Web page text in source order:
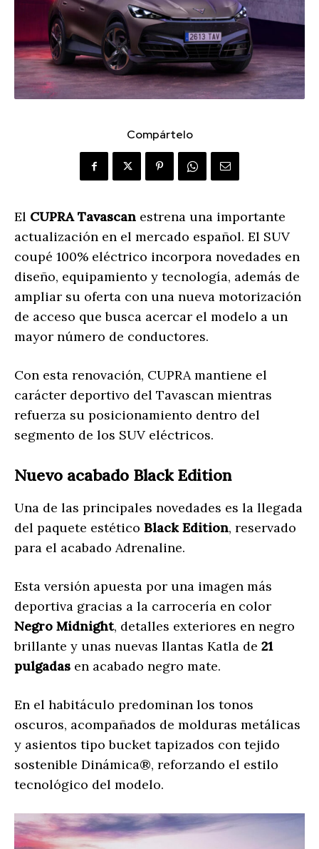
Compártelo
El CUPRA Tavascan estrena una importante
actualización en el mercado español. El SUV
coupé 100% eléctrico incorpora novedades en
diseño, equipamiento y tecnología, además de
ampliar su oferta con una nueva motorización
de acceso que busca acercar el modelo a un
mayor número de conductores.
Con esta renovación, CUPRA mantiene el
carácter deportivo del Tavascan mientras
refuerza su posicionamiento dentro del
segmento de los SUV eléctricos.
Nuevo acabado Black Edition
Una de las principales novedades es la llegada
del paquete estético Black Edition, reservado
para el acabado Adrenaline.
Esta versión apuesta por una imagen más
deportiva gracias a la carrocería en color
Negro Midnight, detalles exteriores en negro
brillante y unas nuevas llantas Katla de 21
pulgadas en acabado negro mate.
En el habitáculo predominan los tonos
oscuros, acompañados de molduras metálicas
y asientos tipo bucket tapizados con tejido
sostenible Dinámica®, reforzando el estilo
tecnológico del modelo.